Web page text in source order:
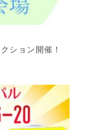
ション開催！